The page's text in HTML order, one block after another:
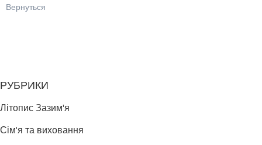
Вернуться
РУБРИКИ
Літопис Зазим'я
Сім'я та виховання